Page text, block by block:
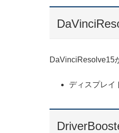
DaVinciResolve15
ディスプレイ